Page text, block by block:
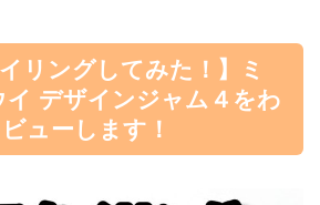
リングしてみた！】ミ
イ デザインジャム４をわ
ューします！